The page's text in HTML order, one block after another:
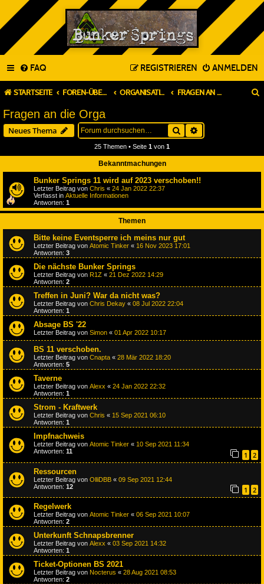
FAQ ANMELDEN
REGISTRIEREN
STARTSEITE FOREN-ÜBERSICHT ORGANISATION & PLANUNG FRAGEN AN DIE ORGA
Fragen an die Orga
Neues Thema Suche
25 Themen • Seite 1 von 1
Bekanntmachungen
Bunker Springs 11 wird auf 2023 verschoben!!
Letzter Beitrag von Chris « 24 Jan 2022 22:37
Verfasst in Aktuelle Informationen
Antworten: 1
Themen
Bitte keine Eventsperre ich meins nur gut
Letzter Beitrag von Atomic Tinker « 16 Nov 2023 17:01
Antworten: 3
Die nächste Bunker Springs
Letzter Beitrag von R1Z « 21 Dez 2022 14:29
Antworten: 2
Treffen in Juni? War da nicht was?
Letzter Beitrag von Chris Dekay « 08 Jul 2022 22:04
Antworten: 1
Absage BS '22
Letzter Beitrag von Simon « 01 Apr 2022 10:17
BS 11 verschoben.
Letzter Beitrag von Cnapta « 28 Mär 2022 18:20
Antworten: 5
Taverne
Letzter Beitrag von Alexx « 24 Jan 2022 22:32
Antworten: 1
Strom - Kraftwerk
Letzter Beitrag von Chris « 15 Sep 2021 06:10
Antworten: 1
Impfnachweis
Letzter Beitrag von Atomic Tinker « 10 Sep 2021 11:34
Antworten: 11 1
2
Ressourcen
Letzter Beitrag von OlliDBB « 09 Sep 2021 12:44
Antworten: 12 1
2
Regelwerk
Letzter Beitrag von Atomic Tinker « 06 Sep 2021 10:07
Antworten: 2
Unterkunft Schnapsbrenner
Letzter Beitrag von Alexx « 03 Sep 2021 14:32
Antworten: 1
Ticket-Optionen BS 2021
Letzter Beitrag von Nocterus « 28 Aug 2021 08:53
Antworten: 2